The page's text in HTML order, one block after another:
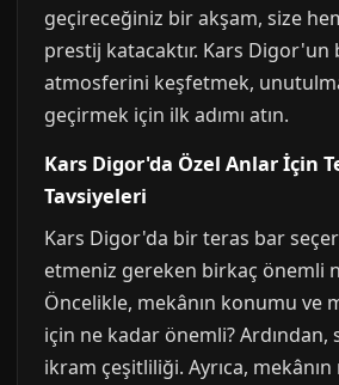
geçireceğiniz bir akşam, size
prestij katacaktır. Kars Digor'un
atmosferini keşfetmek,
geçirmek için ilk adımı atın.
Kars Digor'da Özel Anlar İçin
Tavsiyeleri
Kars Digor'da bir teras bar
etmeniz gereken birkaç önemli
Öncelikle, mekânın konumu ve
için ne kadar önemli? Ardından,
ikram çeşitliliği. Ayrıca, mekânın